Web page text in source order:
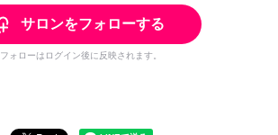
サロンをフォローする
ォローはログイン後に反映されます。